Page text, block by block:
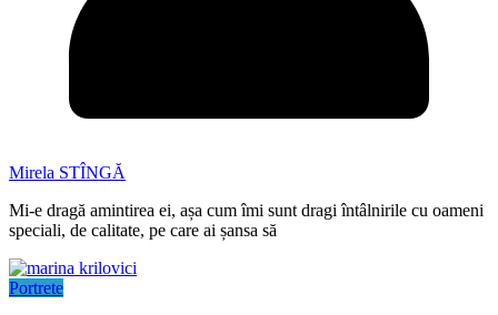
Mirela STÎNGĂ
Mi-e dragă amintirea ei, așa cum îmi sunt dragi întâlnirile cu oameni
speciali, de calitate, pe care ai șansa să
Portrete